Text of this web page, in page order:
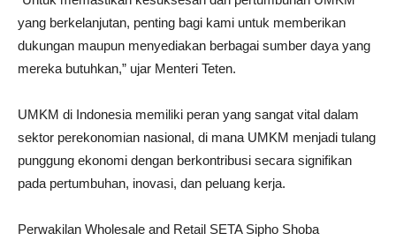
yang berkelanjutan, penting bagi kami untuk memberikan
dukungan maupun menyediakan berbagai sumber daya yang
mereka butuhkan,” ujar Menteri Teten.
UMKM di Indonesia memiliki peran yang sangat vital dalam
sektor perekonomian nasional, di mana UMKM menjadi tulang
punggung ekonomi dengan berkontribusi secara signifikan
pada pertumbuhan, inovasi, dan peluang kerja.
Perwakilan Wholesale and Retail SETA Sipho Shoba